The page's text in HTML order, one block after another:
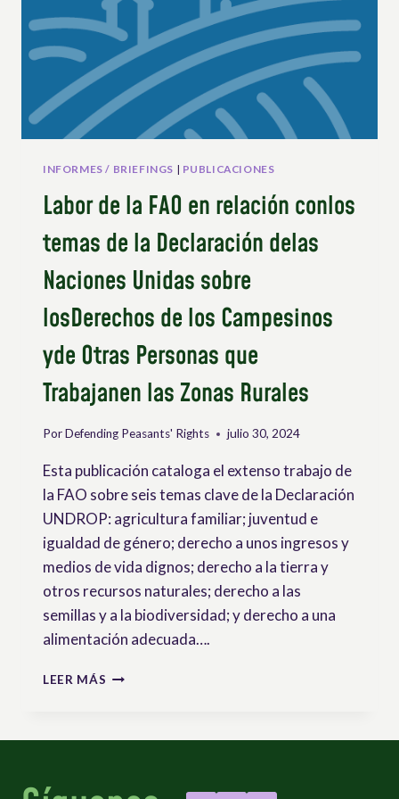
INFORMES / BRIEFINGS | PUBLICACIONES
Labor de la FAO en relación conlos
temas de la Declaración delas
Naciones Unidas sobre
losDerechos de los Campesinos
yde Otras Personas que
Trabajanen las Zonas Rurales
PorDefending Peasants' Rights julio 30, 2024
Esta publicación cataloga el extenso trabajo de
la FAO sobre seis temas clave de la Declaración
UNDROP: agricultura familiar; juventud e
igualdad de género; derecho a unos ingresos y
medios de vida dignos; derecho a la tierra y
otros recursos naturales; derecho a las
semillas y a la biodiversidad; y derecho a una
alimentación adecuada….
LEER MÁS LABOR